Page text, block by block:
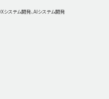
システム開発、AIシステム開発